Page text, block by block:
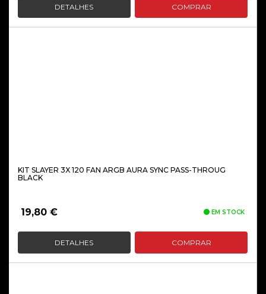
DETALHES COMPRAR
KIT SLAYER 3X 120 FAN ARGB AURA SYNC PASS-THROUG
BLACK
19,80 € EM STOCK
DETALHES COMPRAR